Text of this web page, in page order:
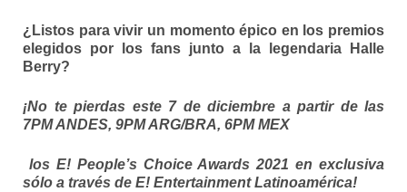
¿Listos para vivir un momento épico en los premios
elegidos por los fans junto a la legendaria Halle
Berry?
¡No te pierdas este 7 de diciembre a partir de las
7PM ANDES, 9PM ARG/BRA, 6PM MEX
los E! People’s Choice Awards 2021 en exclusiva
sólo a través de E! Entertainment Latinoamérica!